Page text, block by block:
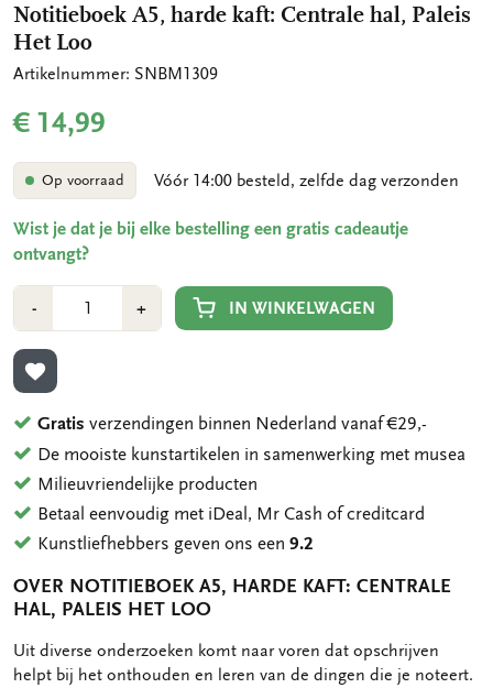
Notitieboek A5, harde kaft: Centrale hal, Paleis
Het Loo
Artikelnummer: SNBM1309
€ 14,99
Op voorraad Vóór 14:00 besteld, zelfde dag verzonden
Wist je dat je bij elke bestelling een gratis cadeautje
ontvangt?
-Min
1
+Plus
1
IN WINKELWAGEN
TOEVOEGEN AAN VERLANGLIJST
Gratis verzendingen binnen Nederland vanaf €29,-
De mooiste kunstartikelen in samenwerking met musea
Milieuvriendelijke producten
Betaal eenvoudig met iDeal, Mr Cash of creditcard
Kunstliefhebbers geven ons een9.2
OVER NOTITIEBOEK A5, HARDE KAFT: CENTRALE
HAL, PALEIS HET LOO
OMSCHRIJVING
Uit diverse onderzoeken komt naar voren dat opschrijven
helpt bij het onthouden en leren van de dingen die je noteert.